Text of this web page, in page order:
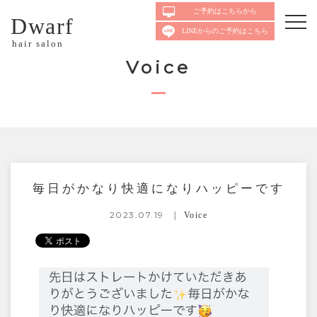
Dwarf
hair salon
ご予約はこちらから
LINEからのご予約はこちら
Voice
毎日がかなり快適になりハッピーです
2023.07.19 Voice